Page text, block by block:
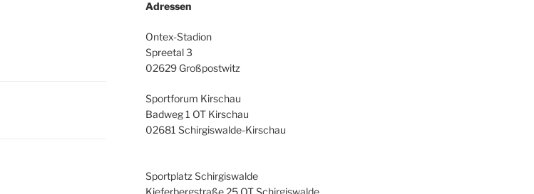
Adressen
Ontex-Stadion
Spreetal 3
02629 Großpostwitz
Sportforum Kirschau
Badweg 1 OT Kirschau
02681 Schirgiswalde-Kirschau
Sportplatz Schirgiswalde